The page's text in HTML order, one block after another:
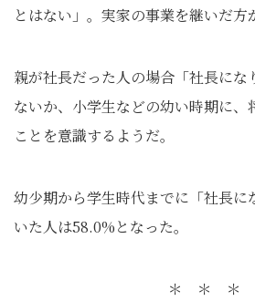
とはない」。実家の事業を継いだ方
親が社長だった人の場合「社長にな
ないか、小学生などの幼い時期に、
ことを意識するようだ。
幼少期から学生時代までに「社長に
いた人は58.0%となった。
＊ ＊ ＊